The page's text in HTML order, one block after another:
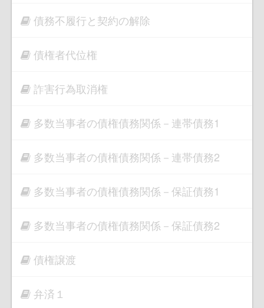
債務不履行と契約の解除
債権者代位権
詐害行為取消権
多数当事者の債権債務関係－連帯債務1
多数当事者の債権債務関係－連帯債務2
多数当事者の債権債務関係－保証債務1
多数当事者の債権債務関係－保証債務2
債権譲渡
弁済１